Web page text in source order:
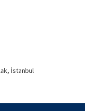
İstanbul